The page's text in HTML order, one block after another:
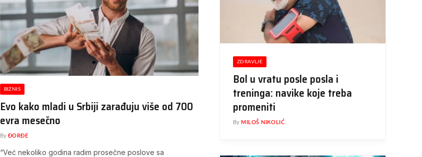
BIZNIS
Evo kako mladi u Srbiji zarađuju više od 700
evra mesečno
By ĐORĐE
“Već nekoliko godina radim prosečne poslove sa
ZDRAVLJE
Bol u vratu posle posla i
treninga: navike koje treba
promeniti
By MILOŠ NIKOLIĆ